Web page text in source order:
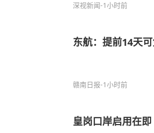
深视新闻-1小时前
东航：提前14天
赣南日报-1小时前
皇岗口岸启用在